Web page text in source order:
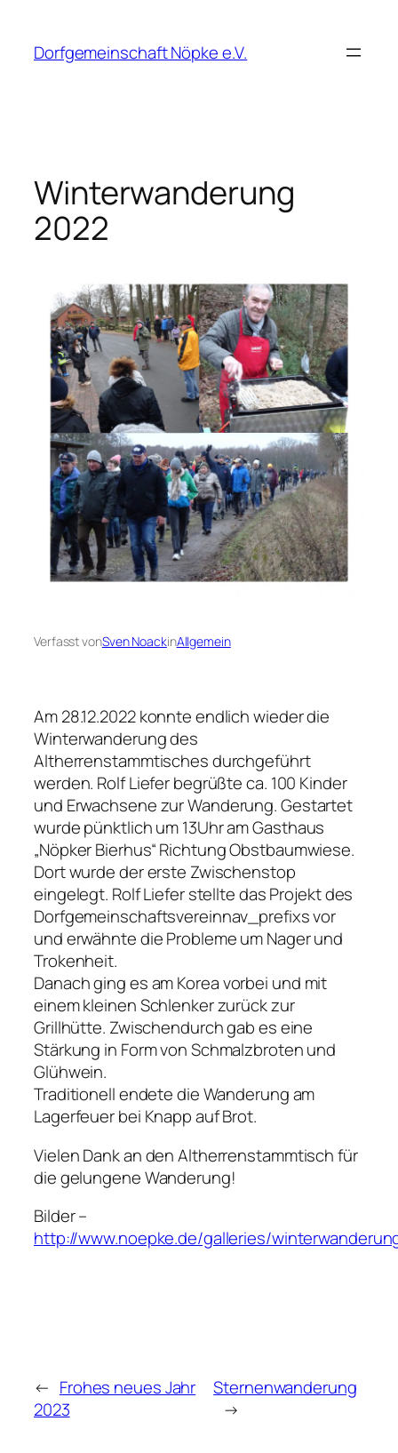
springen
Dorfgemeinschaft Nöpke e.V.
Winterwanderung
2022
Verfasst vonSven NoackinAllgemein
Am 28.12.2022 konnte endlich wieder die
Winterwanderung des
Altherrenstammtisches durchgeführt
werden. Rolf Liefer begrüßte ca. 100 Kinder
und Erwachsene zur Wanderung. Gestartet
wurde pünktlich um 13Uhr am Gasthaus
„Nöpker Bierhus“ Richtung Obstbaumwiese.
Dort wurde der erste Zwischenstop
eingelegt. Rolf Liefer stellte das Projekt des
Dorfgemeinschaftsvereinnav_prefixs vor
und erwähnte die Probleme um Nager und
Trokenheit.
Danach ging es amKoreavorbei und mit
einem kleinen Schlenker zurück zur
Grillhütte. Zwischendurch gab es eine
Stärkung in Form von Schmalzbroten und
Glühwein.
Traditionell endete die Wanderung am
Lagerfeuer bei Knapp auf Brot.
Vielen Dank an den Altherrenstammtisch für
die gelungene Wanderung!
Bilder –
http://www.noepke.de/galleries/
← Frohes neues Jahr
2023
Sternenwanderung
→